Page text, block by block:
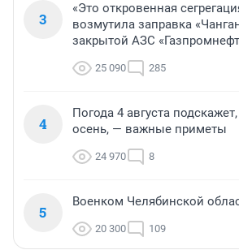
3
«Это откровенная
возмутила заправка
закрытой АЗС
25 090 285
4
Погода 4 августа
осень, — важные приметы
24 970 8
5
Военком Челябинской
20 300 109